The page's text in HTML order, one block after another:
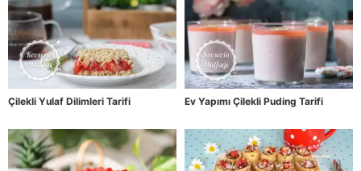
Çilekli Yulaf Dilimleri Tarifi Ev Yapımı Çilekli Puding Tarifi